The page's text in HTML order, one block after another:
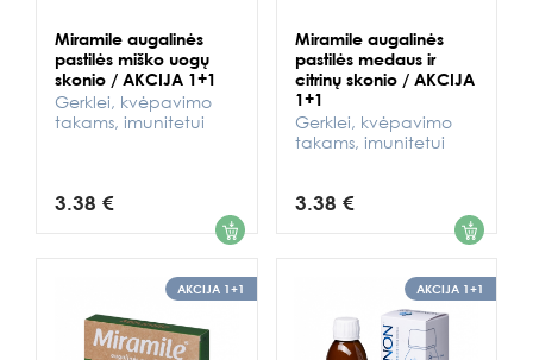
Miramile augalinės
pastilės miško uogų
skonio / AKCIJA 1+1
Gerklei, kvėpavimo
takams, imunitetui
3.38 € 1
Miramile augalinės
pastilės medaus ir
citrinų skonio / AKCIJA
1+1
Gerklei, kvėpavimo
takams, imunitetui
3.38 € 1
AKCIJA 1+1 AKCIJA 1+1